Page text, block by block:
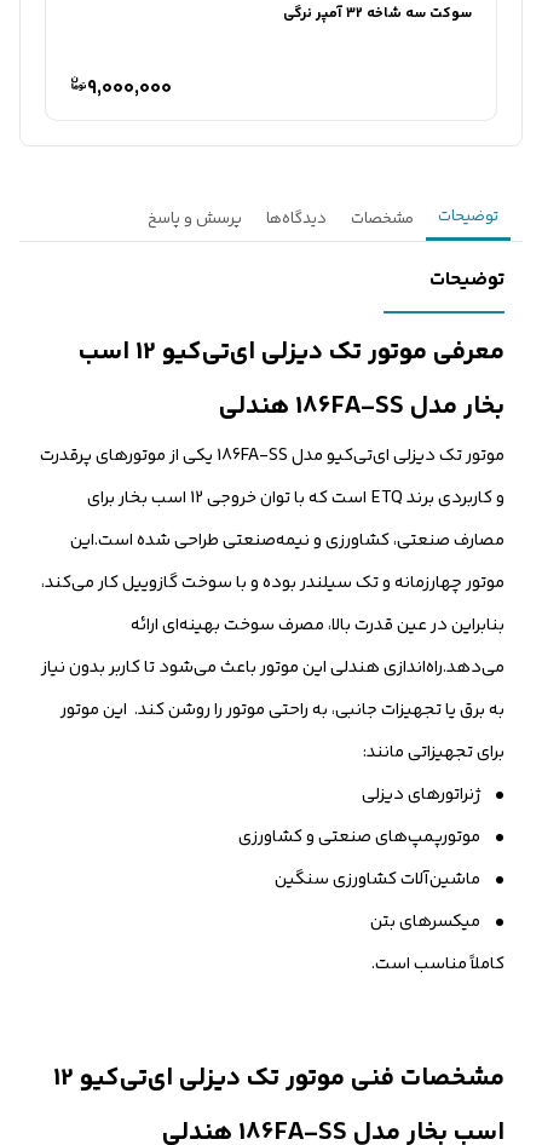
سوکت سه شاخه 32 آمپر نرگی
9,000,000
توضیحات مشخصات دیدگاه‌ها پرسش و پاسخ
توضیحات
معرفی موتور تک دیزلی ای‌تی‌کیو 12 اسب
بخار مدل 186FA-SS هندلی
موتور تک دیزلی ای‌تی‌کیو مدل 186FA-SS یکی از موتورهای پرقدرت
و کاربردی برند ETQ است که با توان خروجی 12 اسب بخار برای
مصارف صنعتی، کشاورزی و نیمه‌صنعتی طراحی شده است.این
موتور چهارزمانه و تک سیلندر بوده و با سوخت گازوییل کار می‌کند،
بنابراین در عین قدرت بالا، مصرف سوخت بهینه‌ای ارائه
می‌دهد.راه‌اندازی هندلی این موتور باعث می‌شود تا کاربر بدون نیاز
به برق یا تجهیزات جانبی، به راحتی موتور را روشن کند. این موتور
برای تجهیزاتی مانند:
• ژنراتورهای دیزلی
• موتورپمپ‌های صنعتی و کشاورزی
• ماشین‌آلات کشاورزی سنگین
• میکسرهای بتن
کاملاً مناسب است.
مشخصات فنی موتور تک دیزلی ای‌تی‌کیو 12
اسب بخار مدل 186FA-SS هندلی